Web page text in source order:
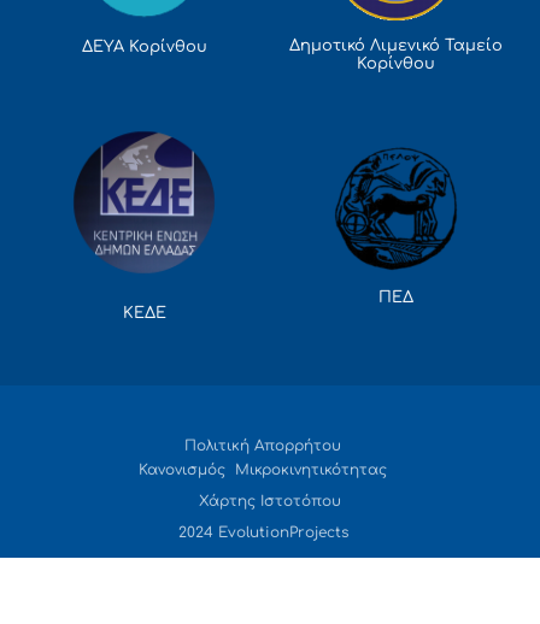
ΔΕΥΑ Κορίνθου
Δημοτικό Λιμενικό Ταμείο
Κορίνθου
ΚΕΔΕ
ΠΕΔ
Πολιτική Απορρήτου
Κανονισμός Μικροκινητικότητας
Χάρτης Ιστοτόπου
2024 EvolutionProjects